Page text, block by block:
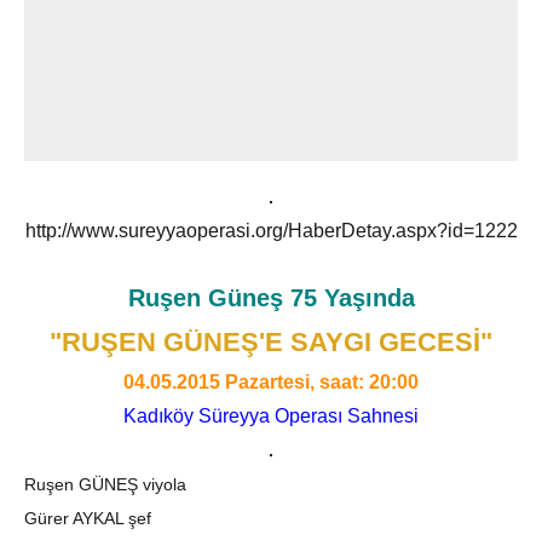
http://www.sureyyaoperasi.org/HaberDetay.aspx?id=1222
Ruşen Güneş 75 Yaşında
"RUŞEN GÜNEŞ'E SAYGI GECESİ"
04.05.2015 Pazartesi, saat: 20:00
Kadıköy Süreyya Operası Sahnesi
Ruşen GÜNEŞ viyola
Gürer AYKAL şef